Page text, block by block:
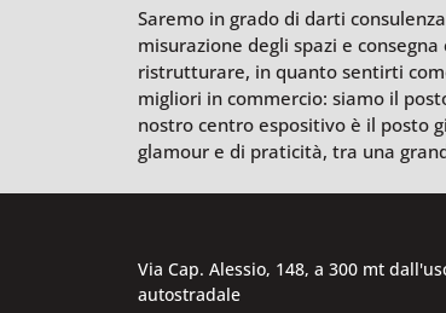
Saremo in grado di darti
misurazione degli spazi e
ristrutturare, in quanto sentirti
migliori in commercio: siamo il
nostro centro espositivo è il posto
glamour e di praticità, tra una
Via Cap. Alessio, 148, a 300 mt
autostradale